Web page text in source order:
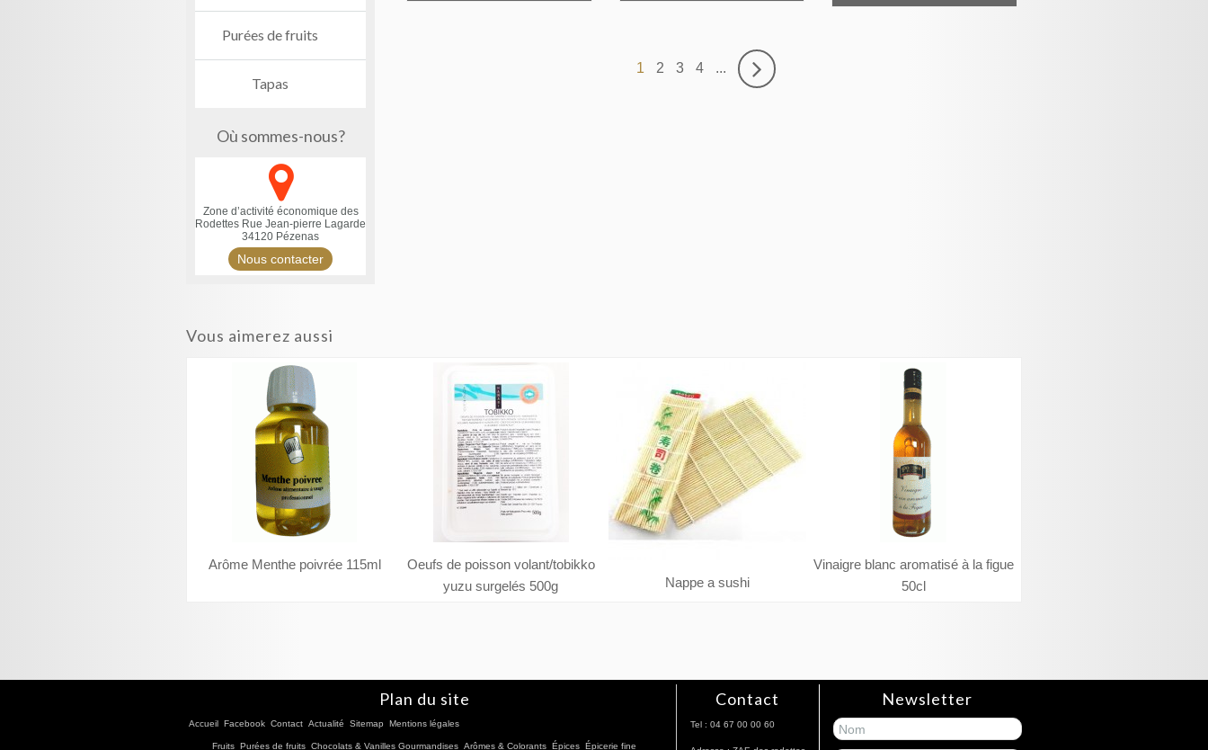
1 2 3 4 ...
Purées de fruits
Tapas
Où sommes-nous?
Zone d’activité économique des
Rodettes Rue Jean-pierre Lagarde
34120 Pézenas
Nous contacter
Vous aimerez aussi
Arôme Menthe poivrée 115ml
Oeufs de poisson volant/tobikko
yuzu surgelés 500g
Nappe a sushi
Vinaigre blanc aromatisé à la figue
50cl
Plan du site
Accueil Facebook Contact Actualité Sitemap Mentions légales
Fruits Purées de fruits Chocolats & Vanilles Gourmandises Arômes & Colorants Épices Épicerie fine
Contact
Tel : 04 67 00 00 60
Newsletter